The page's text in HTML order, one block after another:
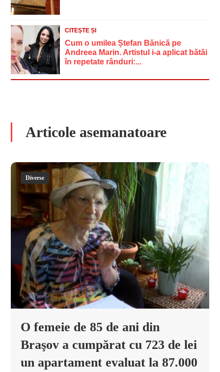
CITEȘTE ȘI
Cum o umilea Ștefan Bănică pe
Andreea Marin. Artistul i-a aplicat bătăi
în repetate rânduri:...
Articole asemanatoare
Diverse
O femeie de 85 de ani din
Braşov a cumpărat cu 723 de lei
un apartament evaluat la 87.000